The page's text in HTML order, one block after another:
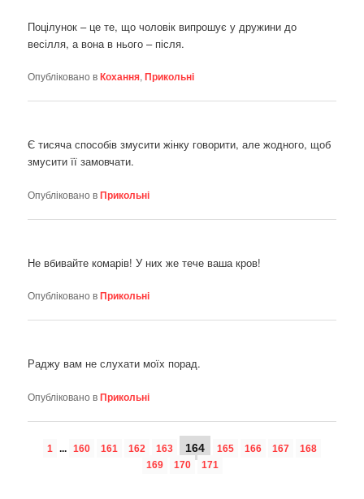
Поцілунок – це те, що чоловік випрошує у дружини до
весілля, а вона в нього – після.
Опубліковано вКохання,Прикольні
Є тисяча способів змусити жінку говорити, але жодного, щоб
змусити її замовчати.
Опубліковано вПрикольні
Не вбивайте комарів! У них же тече ваша кров!
Опубліковано вПрикольні
Раджу вам не слухати моїх порад.
Опубліковано вПрикольні
1 ... 160 161 162 163 164 165 166 167
168
169
170 171